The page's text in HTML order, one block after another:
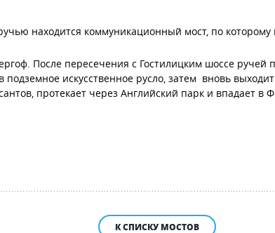
находится коммуникационный мост, по
После пересечения с Гостилицким шоссе ручей
искусственное русло, затем вновь
протекает через Английский парк и впадает в
К СПИСКУ МОСТОВ